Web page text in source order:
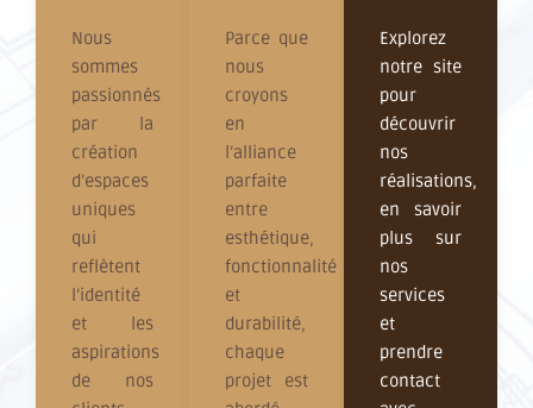
Nous
sommes
passionnés
par la
création
d’espaces
uniques
qui
reflètent
l’identité
et les
aspirations
de nos
Parce que
nous
croyons
en
l’alliance
parfaite
entre
esthétique,
fonctionnalité
et
durabilité,
chaque
projet est
Explorez
notre site
pour
découvrir
nos
réalisations,
en savoir
plus sur
nos
services
et
prendre
contact